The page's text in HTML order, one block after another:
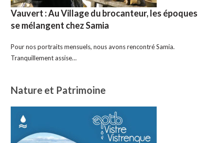
Vauvert : Au Village du brocanteur, les époques
se mélangent chez Samia
Pour nos portraits mensuels, nous avons rencontré Samia.
Tranquillement assise…
Nature et Patrimoine